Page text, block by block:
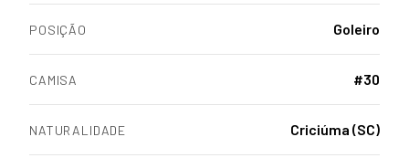
POSIÇÃO Goleiro
CAMISA #30
NATURALIDADE Criciúma (SC)